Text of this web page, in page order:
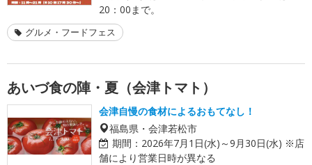
20：00まで。
グルメ・フードフェス
あいづ食の陣・夏（会津トマト）
会津自慢の食材によるおもてなし！
福島県・会津若松市
期間： 2026年7月1日(水)～9月30日(水) ※店
舗により営業日時が異なる